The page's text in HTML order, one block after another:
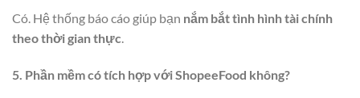
Có. Hệ thống báo cáo giúp bạn nắm bắt tình hình tài chính
theo thời gian thực
5. Phần mềm có tích hợp với ShopeeFood không?